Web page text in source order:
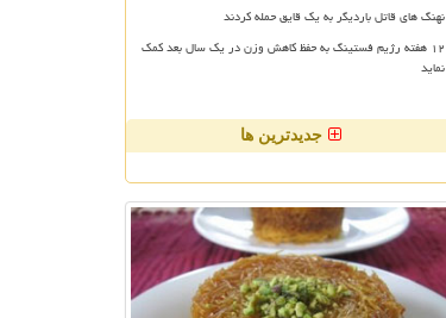
نهنگ های قاتل باردیگر به یک قایق حمله کردند
۱۲ هفته رژیم فستینگ به حفظ کاهش وزن در یک سال بعد کمک
نماید
جدیدترین ها